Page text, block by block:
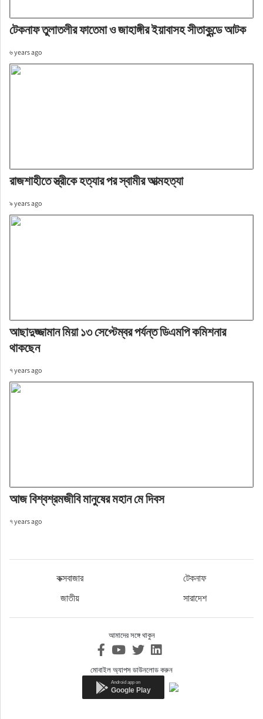
টেকনাফ তুলাতলীর ফাতেমা ও জাহাঙ্গীর ইয়াবাসহ সীতাকুন্ডে আটক
৬ years ago
রাজশাহীতে স্ত্রীকে হত্যার পর স্বামীর আত্মহত্যা
৯ years ago
আছাদুজ্জামান মিয়া ১৩ সেপ্টেম্বর পর্যন্ত ডিএমপি কমিশনার
থাকছেন
৭ years ago
আজ বিশ্বশ্রমজীবি মানুষের মহান মে দিবস
৭ years ago
কক্সবাজার
টেকনাফ
জাতীয়
সারাদেশ
আমাদের সঙ্গে থাকুন
মোবাইল অ্যাপস ডাউনলোড করুন